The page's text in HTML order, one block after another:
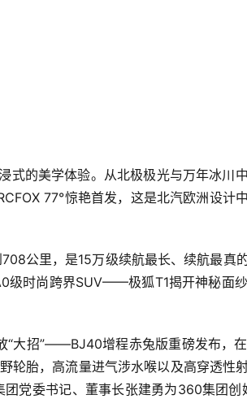
的美学体验。从北极极光与万年冰川
77°惊艳首发，这是北汽欧洲设计
公里，是15万级续航最长、续航最真
时尚跨界SUV——极狐T1揭开神秘面
大招”——BJ40增程赤兔版重磅发布，
胎，高流量进气涉水喉以及高穿透性
党委书记、董事长张建勇为360集团创